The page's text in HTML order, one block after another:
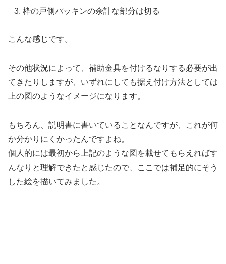
枠の戸側パッキンの余計な部分は切る
こんな感じです。
その他状況によって、補助金具を付けるなりする必要が出
てきたりしますが、いずれにしても据え付け方法としては
上の図のようなイメージになります。
もちろん、説明書に書いていることなんですが、これが何
か分かりにくかったんですよね。
個人的には最初から上記のような図を載せてもらえればす
んなりと理解できたと感じたので、ここでは補足的にそう
した絵を描いてみました。